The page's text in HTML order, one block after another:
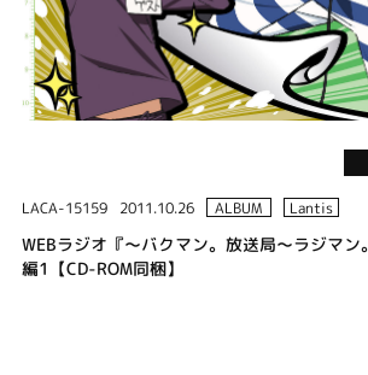
LACA-15159 2011.10.26 ALBUM Lantis
WEBラジオ『～バクマン。放送局～ラジマン
編1【CD-ROM同梱】